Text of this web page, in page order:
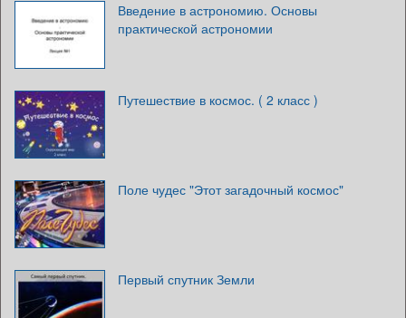
Введение в астрономию. Основы
практической астрономии
Путешествие в космос. ( 2 класс )
Поле чудес "Этот загадочный космос"
Первый спутник Земли